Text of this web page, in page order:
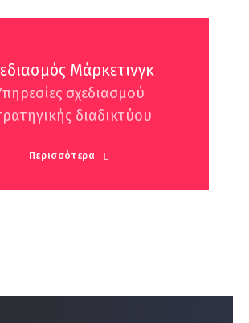
Μάρκετινγκ
σχεδιασμού
διαδικτύου
Περισσότερα